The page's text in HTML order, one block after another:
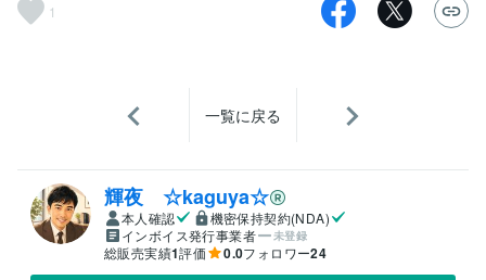
1
一覧に戻る
輝夜 ☆kaguya☆
本人確認
機密保持契約(NDA)
インボイス発行事業者
未登録
総販売実績1評価 0.0フォロワー24